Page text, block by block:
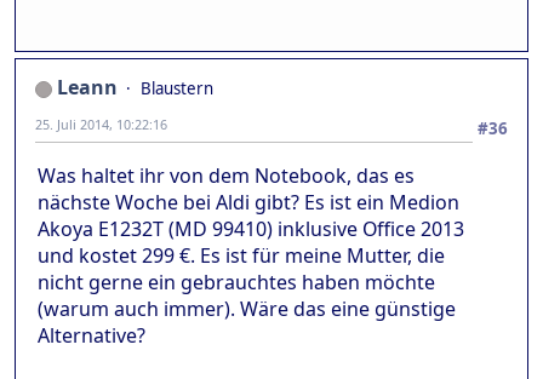
Leann
Blaustern
#36
25. Juli 2014, 10:22:16
Was haltet ihr von dem Notebook, das es
nächste Woche bei Aldi gibt? Es ist ein Medion
Akoya E1232T (MD 99410) inklusive Office 2013
und kostet 299 €. Es ist für meine Mutter, die
nicht gerne ein gebrauchtes haben möchte
(warum auch immer). Wäre das eine günstige
Alternative?